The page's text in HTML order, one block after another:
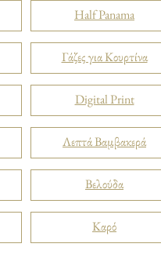
Half Panama
Γάζες για Κουρτίνα
Digital Print
Λεπτά Βαμβακερά
Βελούδα
Καρό